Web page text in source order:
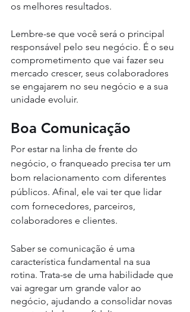
os melhores resultados.
Lembre-se que você será o principal
responsável pelo seu negócio. É o seu
comprometimento que vai fazer seu
mercado crescer, seus colaboradores
se engajarem no seu negócio e a sua
unidade evoluir.
Boa Comunicação
Por estar na linha de frente do
negócio, o franqueado precisa ter um
bom relacionamento com diferentes
públicos. Afinal, ele vai ter que lidar
com fornecedores, parceiros,
colaboradores e clientes.
Saber se comunicação é uma
característica fundamental na sua
rotina. Trata-se de uma habilidade que
vai agregar um grande valor ao
negócio, ajudando a consolidar novas